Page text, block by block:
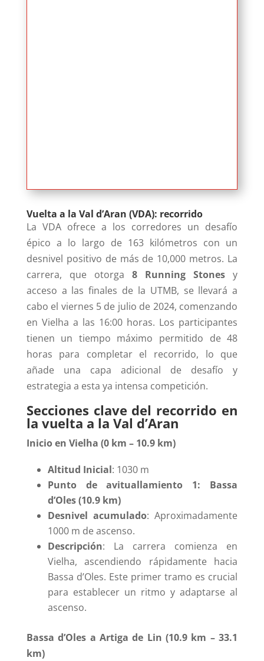
Vuelta a la Val d’Aran (VDA): recorrido
La VDA ofrece a los corredores un desafío
épico a lo largo de 163 kilómetros con un
desnivel positivo de más de 10,000 metros. La
carrera, que otorga 8 Running Stones y
acceso a las finales de la UTMB, se llevará a
cabo el viernes 5 de julio de 2024, comenzando
en Vielha a las 16:00 horas. Los participantes
tienen un tiempo máximo permitido de 48
horas para completar el recorrido, lo que
añade una capa adicional de desafío y
estrategia a esta ya intensa competición.
Secciones clave del recorrido en
la vuelta a la Val d’Aran
Inicio en Vielha (0 km – 10.9 km)
Altitud Inicial: 1030 m
Punto de avituallamiento 1: Bassa
d’Oles (10.9 km)
Desnivel acumulado: Aproximadamente
1000 m de ascenso.
Descripción: La carrera comienza en
Vielha, ascendiendo rápidamente hacia
Bassa d’Oles. Este primer tramo es crucial
para establecer un ritmo y adaptarse al
ascenso.
Bassa d’Oles a Artiga de Lin (10.9 km – 33.1
km)